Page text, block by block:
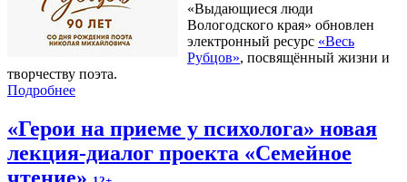
«Выдающиеся люди
Вологодского края» обновлен
электронный ресурс «Весь
Рубцов», посвящённый жизни и
творчеству поэта.
Подробнее
«Герои на приеме у психолога» новая
лекция-диалог проекта «Семейное